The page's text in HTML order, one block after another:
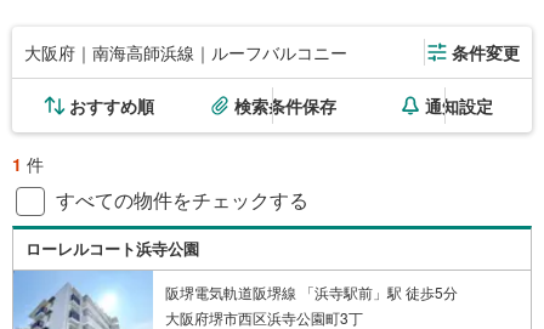
大阪府｜南海高師浜線｜ルーフバルコニー 条件変更
おすすめ順 検索条件保存 通知設定
1 件
すべての物件をチェックする
ローレルコート浜寺公園
阪堺電気軌道阪堺線 「浜寺駅前」駅 徒歩5分
大阪府堺市西区浜寺公園町3丁